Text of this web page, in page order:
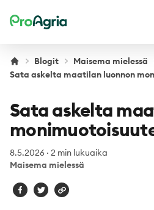
ProAgria
Blogit
Maisema mielessä
Sata askelta maatilan luonnon
Sata askelta
8.5.2026 · 2 min lukuaika
Maisema mielessä